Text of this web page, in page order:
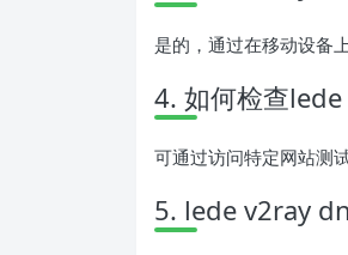
是的，通过在移动设备
4. 如何检查
可通过访问特定网站测
5. lede v2ray